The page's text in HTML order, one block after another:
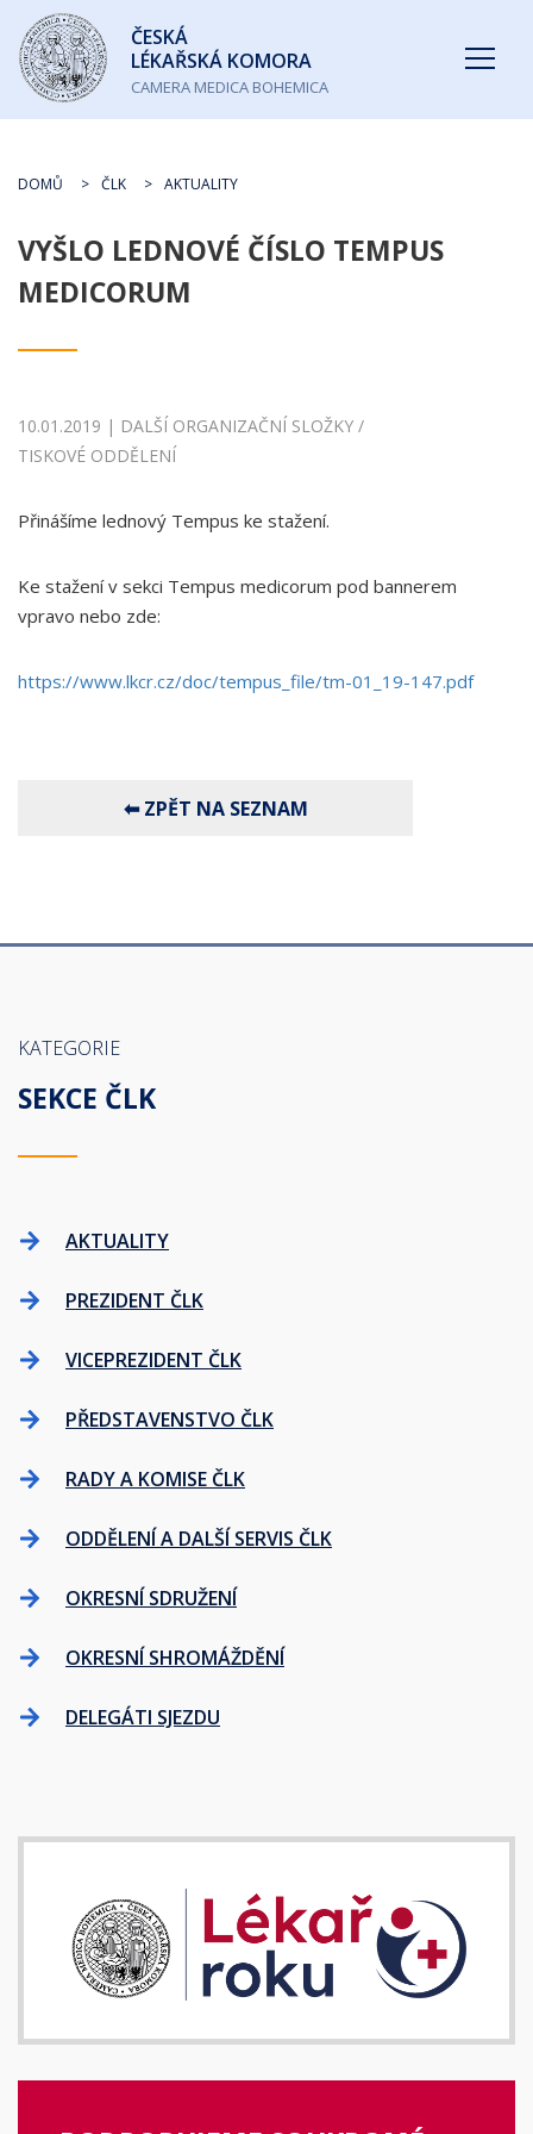
Česká
lékařská
komora
ČESKÁ
LÉKAŘSKÁ KOMORA
CAMERA MEDICA BOHEMICA
DOMŮ ČLK AKTUALITY
VYŠLO LEDNOVÉ ČÍSLO TEMPUS
MEDICORUM
10.01.2019 | DALŠÍ ORGANIZAČNÍ SLOŽKY /
TISKOVÉ ODDĚLENÍ
Přinášíme lednový Tempus ke stažení.
Ke stažení v sekci Tempus medicorum pod bannerem
vpravo nebo zde:
https://www.lkcr.cz/doc/tempus_file/tm-01_19-147.pdf
KATEGORIE
SEKCE ČLK
AKTUALITY
PREZIDENT ČLK
VICEPREZIDENT ČLK
PŘEDSTAVENSTVO ČLK
RADY A KOMISE ČLK
ODDĚLENÍ A DALŠÍ SERVIS ČLK
OKRESNÍ SDRUŽENÍ
OKRESNÍ SHROMÁŽDĚNÍ
DELEGÁTI SJEZDU